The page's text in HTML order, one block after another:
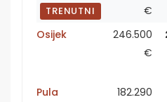
TRENUTNI
€
Osijek
246.500
€
Pula
182.290